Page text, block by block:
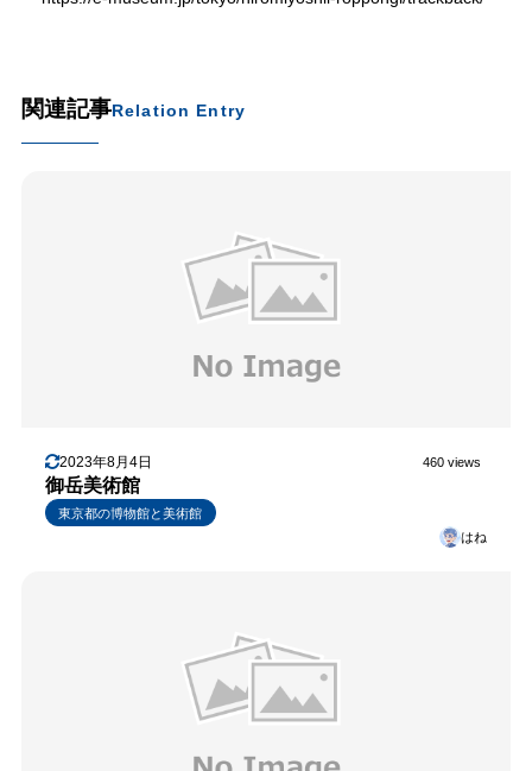
関連記事Relation Entry
2023年8月4日 460 views
御岳美術館
東京都の博物館と美術館
はね